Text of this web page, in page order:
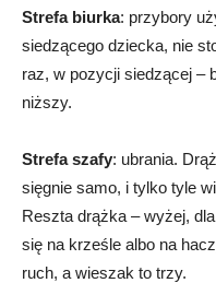
Strefa biurka: przybory
siedzącego dziecka, nie
raz, w pozycji siedzącej –
niższy.
Strefa szafy: ubrania.
sięgnie samo, i tylko tyle
Reszta drążka – wyżej,
się na krześle albo na
ruch, a wieszak to trzy.